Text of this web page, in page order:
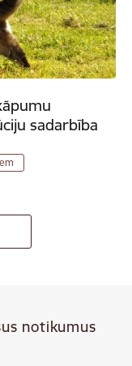
sadarbība
notikumus